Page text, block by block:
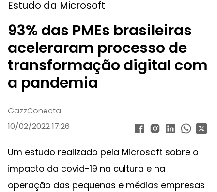
Estudo da Microsoft
93% das PMEs brasileiras
aceleraram processo de
transformação digital com
a pandemia
GazzConecta
10/02/2022 17:26
Um estudo realizado pela Microsoft sobre o
impacto da covid-19 na cultura e na
operação das pequenas e médias empresas